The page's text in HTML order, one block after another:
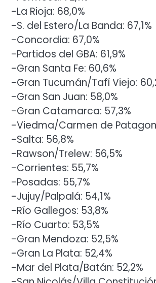
-La Rioja: 68,0%
-S. del Estero/La Banda: 67,1%
-Concordia: 67,0%
-Partidos del GBA: 61,9%
-Gran Santa Fe: 60,6%
-Gran Tucumán/Tafí Viejo:
-Gran San Juan: 58,0%
-Gran Catamarca: 57,3%
-Viedma/Carmen de
-Salta: 56,8%
-Rawson/Trelew: 56,5%
-Corrientes: 55,7%
-Posadas: 55,7%
-Jujuy/Palpalá: 54,1%
-Río Gallegos: 53,8%
-Río Cuarto: 53,5%
-Gran Mendoza: 52,5%
-Gran La Plata: 52,4%
-Mar del Plata/Batán: 52,2%